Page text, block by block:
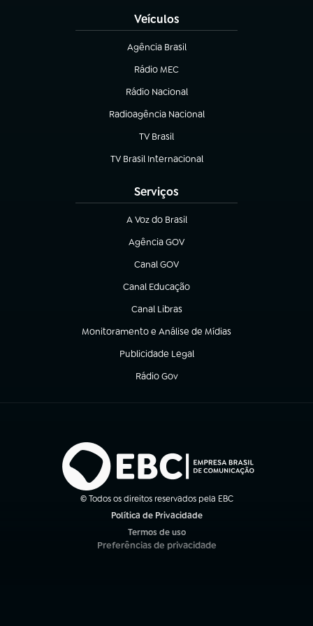
Veículos
Agência Brasil
(abre em nova aba)
Rádio MEC
(abre em nova aba)
Rádio Nacional
Radioagência Nacional
(abre em nova aba)
TV Brasil
(abre em nova aba)
TV Brasil Internacional
(abre em nova aba)
Serviços
A Voz do Brasil
(abre em nova aba)
Agência GOV
(abre em nova aba)
Canal GOV
(abre em nova aba)
Canal Educação
(abre em nova aba)
Canal Libras
(abre em nova aba)
Monitoramento e Análise de Mídias
(abre em nova aba)
Publicidade Legal
(abre em nova aba)
Rádio Gov
(abre em nova aba)
© Todos os direitos reservados pela EBC
Política de Privacidade
Termos de uso
(abre em nova aba)
Preferências de privacidade